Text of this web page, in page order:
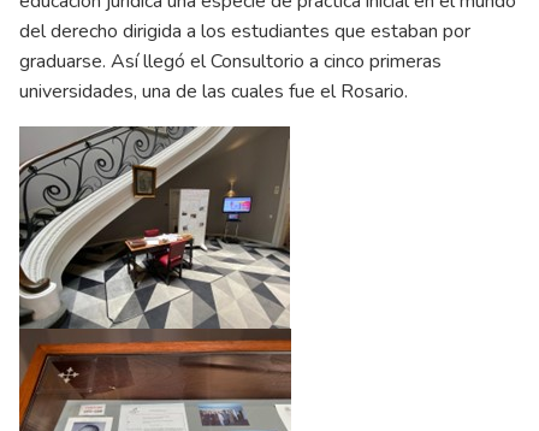
del derecho dirigida a los estudiantes que estaban por
graduarse. Así llegó el Consultorio a cinco primeras
universidades, una de las cuales fue el Rosario.